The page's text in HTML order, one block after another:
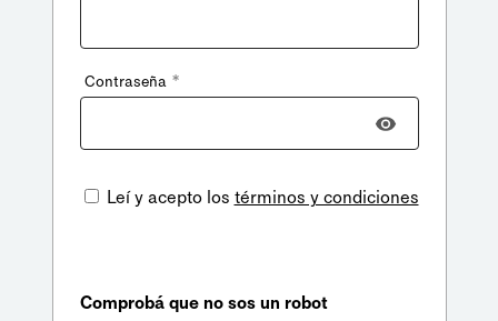
Contraseña *
Leí y acepto los términos y condiciones
Comprobá que no sos un robot